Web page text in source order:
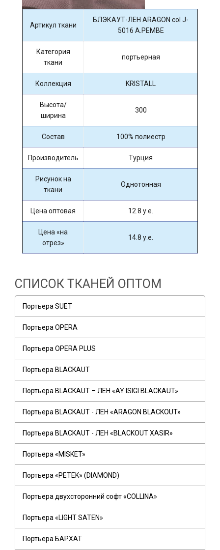
Артикул ткани
БЛЭКАУТ-ЛЕН ARAGON col J-
5016 A.PEMBE
Категория
ткани
портьерная
Коллекция KRISTALL
Высота/
ширина
300
Состав 100% полиестр
Производитель Турция
Рисунок на
ткани
Однотонная
Цена оптовая 12.8 у.е.
Цена «на
отрез»
14.8 у.е.
СПИСОК ТКАНЕЙ ОПТОМ
Портьера SUET
Портьера OPERA
Портьера OPERA PLUS
Портьера BLACKAUT
Портьера BLACKAUT – ЛЕН «AY ISIGI BLACKAUT»
Портьера BLACKAUT - ЛЕН «ARAGON BLACKOUT»
Портьера BLACKAUT - ЛЕН «BLACKOUT XASIR»
Портьера «MISKET»
Портьера «PETEK» (DIAMOND)
Портьера двухсторонний софт «COLLINA»
Портьера «LIGHT SATEN»
Портьера БАРХАТ